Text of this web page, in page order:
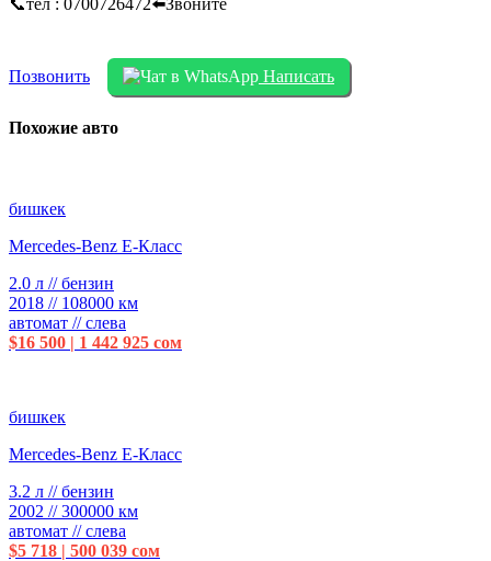
📞тел : 0700726472⬅️Звоните
Позвонить Написать
Похожие авто
бишкек
Mercedes-Benz E-Класс
2.0 л // бензин
2018 // 108000 км
автомат // слева
$16 500 | 1 442 925 сом
бишкек
Mercedes-Benz E-Класс
3.2 л // бензин
2002 // 300000 км
автомат // слева
$5 718 | 500 039 сом